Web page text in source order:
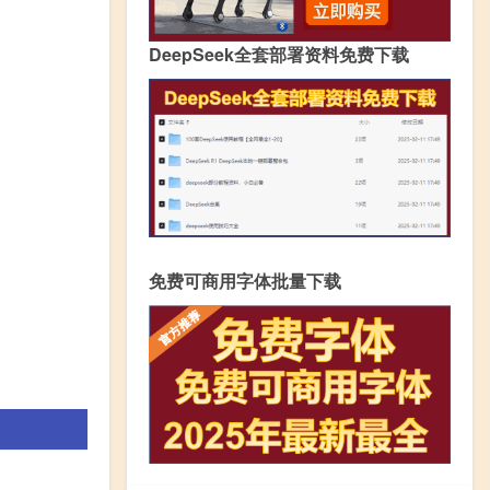
DeepSeek全套部署资料免费下载
免费可商用字体批量下载